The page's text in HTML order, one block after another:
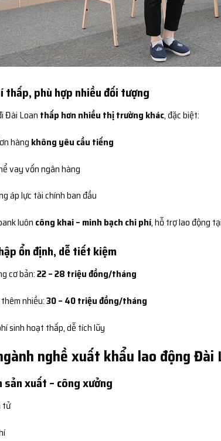
thấp, phù hợp nhiều đối tượng
Đài Loan thấp hơn nhiều thị trường khác, đặc biệt:
hàng không yêu cầu tiếng
vay vốn ngân hàng
áp lực tài chính ban đầu
luôn công khai – minh bạch chi phí, hỗ trợ lao động
ổn định, dễ tiết kiệm
cơ bản:22 – 28 triệu đồng/tháng
nhiều:30 – 40 triệu đồng/tháng
sinh hoạt thấp, dễ tích lũy
nghề xuất khẩu lao động Đài
sản xuất – công xưởng
tử